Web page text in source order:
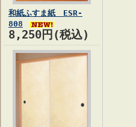
和紙ふすま紙 ESR-
808
8,250円(税込)